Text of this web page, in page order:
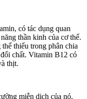
có tác dụng quan
thần kinh của cơ thể.
thiếu trong phân chia
chất. Vitamin B12 có
thịt.
miễn dịch của nó.